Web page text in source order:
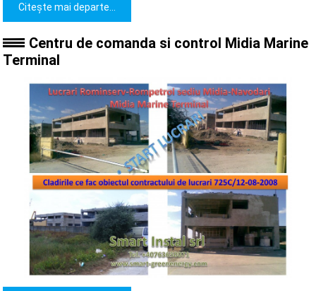
Citește mai departe...
Centru de comanda si control Midia Marine
Terminal